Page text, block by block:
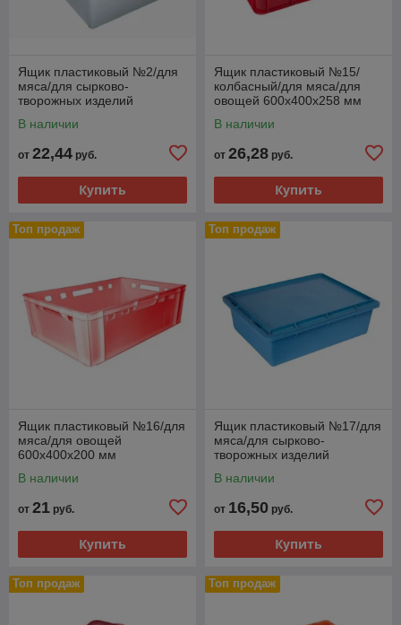
Ящик пластиковый №2/для
мяса/для сырково-
творожных изделий
В наличии
от 22,44 руб.
Купить
Ящик пластиковый №15/
колбасный/для мяса/для
овощей 600х400х258 мм
В наличии
от 26,28 руб.
Купить
Топ продаж
Ящик пластиковый №16/для
мяса/для овощей
600х400х200 мм
В наличии
от 21 руб.
Купить
Топ продаж
Ящик пластиковый №17/для
мяса/для сырково-
творожных изделий
В наличии
от 16,50 руб.
Купить
Топ продаж Топ продаж